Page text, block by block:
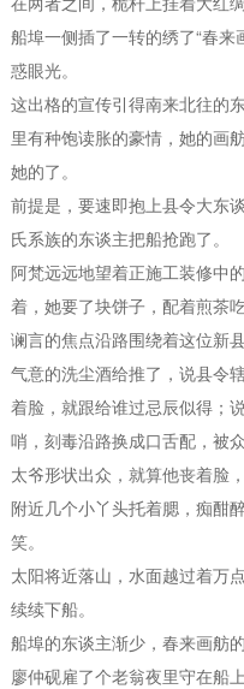
船埠一侧插了一转的绣了“春
惑眼光。
这出格的宣传引得南来北往的
里有种饱读胀的豪情，她的画
她的了。
前提是，要速即抱上县令大东
氏系族的东谈主把船抢跑了。
阿梵远远地望着正施工装修中
着，她要了块饼子，配着煎茶吃
谰言的焦点沿路围绕着这位新
气意的洗尘酒给推了，说县令
着脸，就跟给谁过忌辰似得；
哨，刻毒沿路换成口舌配，被
太爷形状出众，就算他丧着
附近几个小丫头托着腮，痴酣
笑。
太阳将近落山，水面越过着万
续续下船。
船埠的东谈主渐少，春来画舫
廖仲砚雇了个老翁夜里守在船上